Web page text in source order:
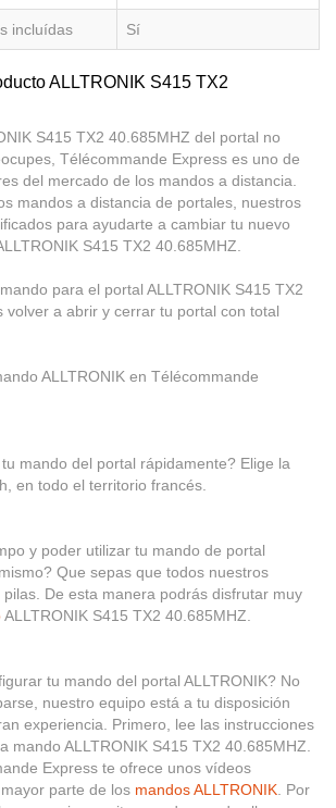
incluídas Sí
ALLTRONIK S415 TX2
S415 TX2 40.685MHZ del portal no
Télécommande Express es uno de
del mercado de los mandos a distancia.
mandos a distancia de portales, nuestros
para ayudarte a cambiar tu nuevo
S415 TX2 40.685MHZ.
para el portal ALLTRONIK S415 TX2
volver a abrir y cerrar tu portal con total
ALLTRONIK en Télécommande
mando del portal rápidamente? Elige la
en todo el territorio francés.
y poder utilizar tu mando de portal
Que sepas que todos nuestros
De esta manera podrás disfrutar muy
ALLTRONIK S415 TX2 40.685MHZ.
tu mando del portal ALLTRONIK? No
nuestro equipo está a tu disposición
experiencia. Primero, lee las instrucciones
mando ALLTRONIK S415 TX2 40.685MHZ.
Express te ofrece unos vídeos
parte de los mandos ALLTRONIK . Por